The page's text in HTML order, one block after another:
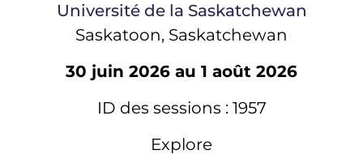
Université de la Saskatchewan
Saskatoon, Saskatchewan
30 juin 2026 au 1 août 2026
ID des sessions : 1957
Explore